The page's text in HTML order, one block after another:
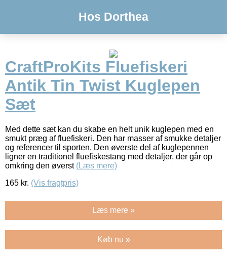
Hos Dorthea
CraftProKits Fluefiskeri
Antik Tin Twist Kuglepen
Sæt
Med dette sæt kan du skabe en helt unik kuglepen med en
smukt præg af fluefiskeri. Den har masser af smukke detaljer
og referencer til sporten. Den øverste del af kuglepennen
ligner en traditionel fluefiskestang med detaljer, der går op
omkring den øverst (Læs mere)
165 kr. (Vis fragtpris)
Læs mere »
Køb nu »